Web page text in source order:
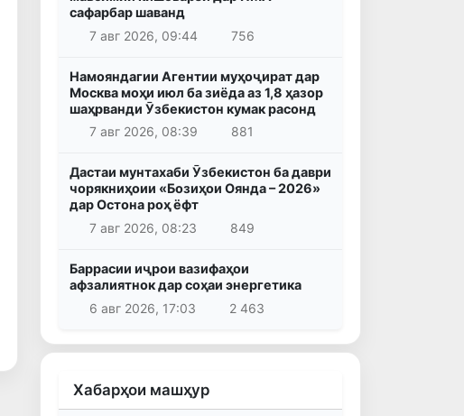
сафарбар шаванд
7 авг 2026, 09:44
756
Намояндагии Агентии муҳоҷират дар
Москва моҳи июл ба зиёда аз 1,8 ҳазор
шаҳрванди Ӯзбекистон кумак расонд
7 авг 2026, 08:39
881
Дастаи мунтахаби Ӯзбекистон ба даври
чорякниҳоии «Бозиҳои Оянда – 2026»
дар Остона роҳ ёфт
7 авг 2026, 08:23
849
Баррасии иҷрои вазифаҳои
афзалиятнок дар соҳаи энергетика
6 авг 2026, 17:03
2 463
Хабарҳои машҳур